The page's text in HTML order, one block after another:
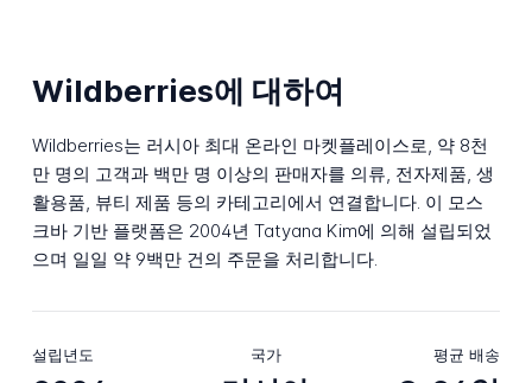
Wildberries에 대하여
Wildberries는 러시아 최대 온라인 마켓플레이스로, 약 8천
만 명의 고객과 백만 명 이상의 판매자를 의류, 전자제품, 생
활용품, 뷰티 제품 등의 카테고리에서 연결합니다. 이 모스
크바 기반 플랫폼은 2004년 Tatyana Kim에 의해 설립되었
으며 일일 약 9백만 건의 주문을 처리합니다.
설립년도 국가 평균 배송